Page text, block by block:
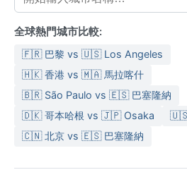
全球熱門城市比較:
🇫🇷 巴黎 vs 🇺🇸 Los Angeles
🇭🇰 香港 vs 🇲🇦 馬拉喀什
🇧🇷 São Paulo vs 🇪🇸 巴塞隆納
🇩🇰 哥本哈根 vs 🇯🇵 Osaka
🇺🇸
🇨🇳 北京 vs 🇪🇸 巴塞隆納